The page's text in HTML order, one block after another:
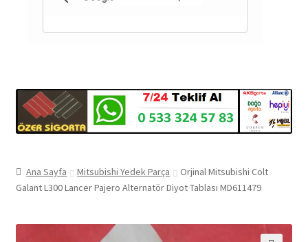
Ana Sayfa Mitsubishi Yedek Parça
Orjinal Mitsubishi Colt
Galant L300 Lancer Pajero Alternatör Diyot Tablası MD611479